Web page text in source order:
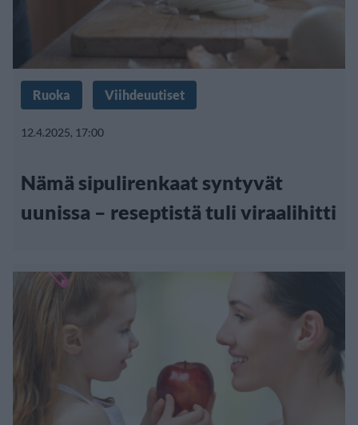
Ruoka Viihdeuutiset
12.4.2025, 17:00
Nämä sipulirenkaat syntyvät
uunissa – reseptistä tuli viraalihitti